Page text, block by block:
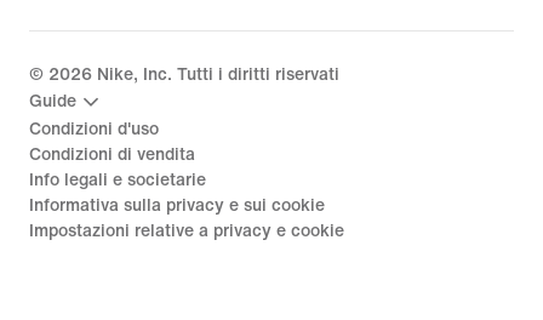
© 2026 Nike, Inc. Tutti i diritti riservati
Guide
Condizioni d'uso
Condizioni di vendita
Info legali e societarie
Informativa sulla privacy e sui cookie
Impostazioni relative a privacy e cookie